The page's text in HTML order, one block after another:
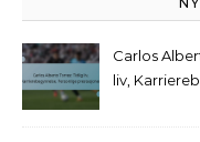
Carlos
liv,